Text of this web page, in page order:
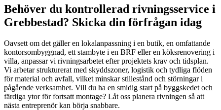
Behöver du kontrollerad rivningsservice i
Grebbestad? Skicka din förfrågan idag
Oavsett om det gäller en lokalanpassning i en butik, en omfattande
kontorsombyggnad, ett stambyte i en BRF eller en köksrenovering i
villa, anpassar vi rivningsarbetet efter projektets krav och tidsplan.
Vi arbetar strukturerat med skyddszoner, logistik och tydliga flöden
för material och avfall, vilket minskar stillestånd och störningar i
pågående verksamhet. Vill du ha en smidig start på byggskedet och
färdiga ytor för fortsatt montage? Låt oss planera rivningen så att
nästa entreprenör kan börja snabbare.